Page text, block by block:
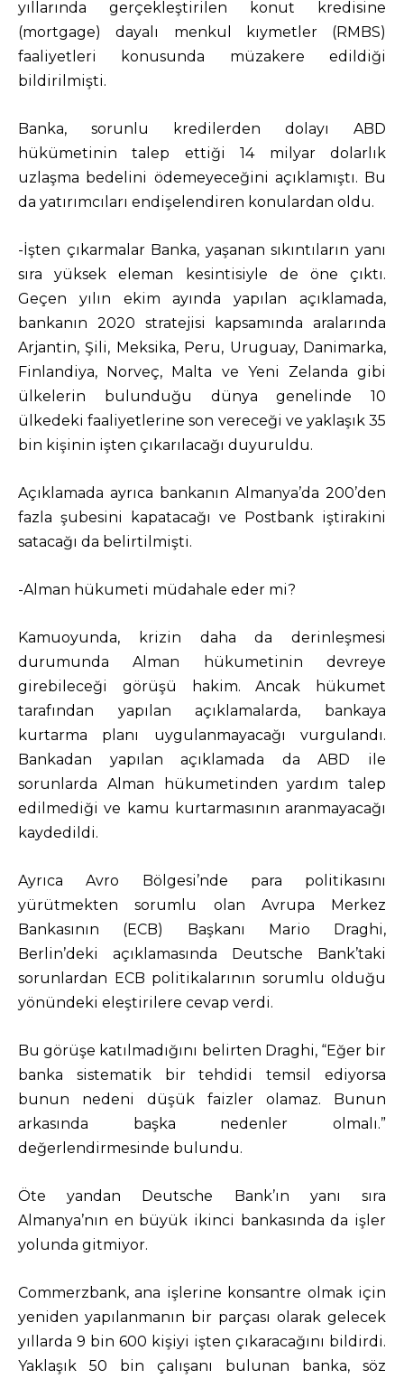
yıllarında gerçekleştirilen konut kredisine
(mortgage) dayalı menkul kıymetler (RMBS)
faaliyetleri konusunda müzakere edildiği
bildirilmişti.
Banka, sorunlu kredilerden dolayı ABD
hükümetinin talep ettiği 14 milyar dolarlık
uzlaşma bedelini ödemeyeceğini açıklamıştı. Bu
da yatırımcıları endişelendiren konulardan oldu.
-İşten çıkarmalar Banka, yaşanan sıkıntıların yanı
sıra yüksek eleman kesintisiyle de öne çıktı.
Geçen yılın ekim ayında yapılan açıklamada,
bankanın 2020 stratejisi kapsamında aralarında
Arjantin, Şili, Meksika, Peru, Uruguay, Danimarka,
Finlandiya, Norveç, Malta ve Yeni Zelanda gibi
ülkelerin bulunduğu dünya genelinde 10
ülkedeki faaliyetlerine son vereceği ve yaklaşık 35
bin kişinin işten çıkarılacağı duyuruldu.
Açıklamada ayrıca bankanın Almanya’da 200’den
fazla şubesini kapatacağı ve Postbank iştirakini
satacağı da belirtilmişti.
-Alman hükumeti müdahale eder mi?
Kamuoyunda, krizin daha da derinleşmesi
durumunda Alman hükumetinin devreye
girebileceği görüşü hakim. Ancak hükumet
tarafından yapılan açıklamalarda, bankaya
kurtarma planı uygulanmayacağı vurgulandı.
Bankadan yapılan açıklamada da ABD ile
sorunlarda Alman hükumetinden yardım talep
edilmediği ve kamu kurtarmasının aranmayacağı
kaydedildi.
Ayrıca Avro Bölgesi’nde para politikasını
yürütmekten sorumlu olan Avrupa Merkez
Bankasının (ECB) Başkanı Mario Draghi,
Berlin’deki açıklamasında Deutsche Bank’taki
sorunlardan ECB politikalarının sorumlu olduğu
yönündeki eleştirilere cevap verdi.
Bu görüşe katılmadığını belirten Draghi, “Eğer bir
banka sistematik bir tehdidi temsil ediyorsa
bunun nedeni düşük faizler olamaz. Bunun
arkasında başka nedenler olmalı.”
değerlendirmesinde bulundu.
Öte yandan Deutsche Bank’ın yanı sıra
Almanya’nın en büyük ikinci bankasında da işler
yolunda gitmiyor.
Commerzbank, ana işlerine konsantre olmak için
yeniden yapılanmanın bir parçası olarak gelecek
yıllarda 9 bin 600 kişiyi işten çıkaracağını bildirdi.
Yaklaşık 50 bin çalışanı bulunan banka, söz